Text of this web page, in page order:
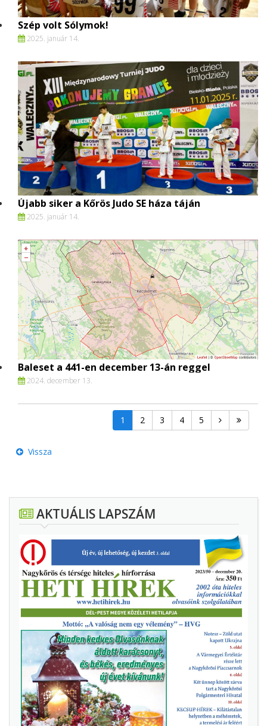
Szép volt Sólymok!
2025. január 14.
Újabb siker a Kőrös Judo SE háza táján
2025. január 14.
Baleset a 441-en december 13-án reggel
2024. december 13.
1 2 3 4 5
Vissza
AKTUÁLIS LAPSZÁM